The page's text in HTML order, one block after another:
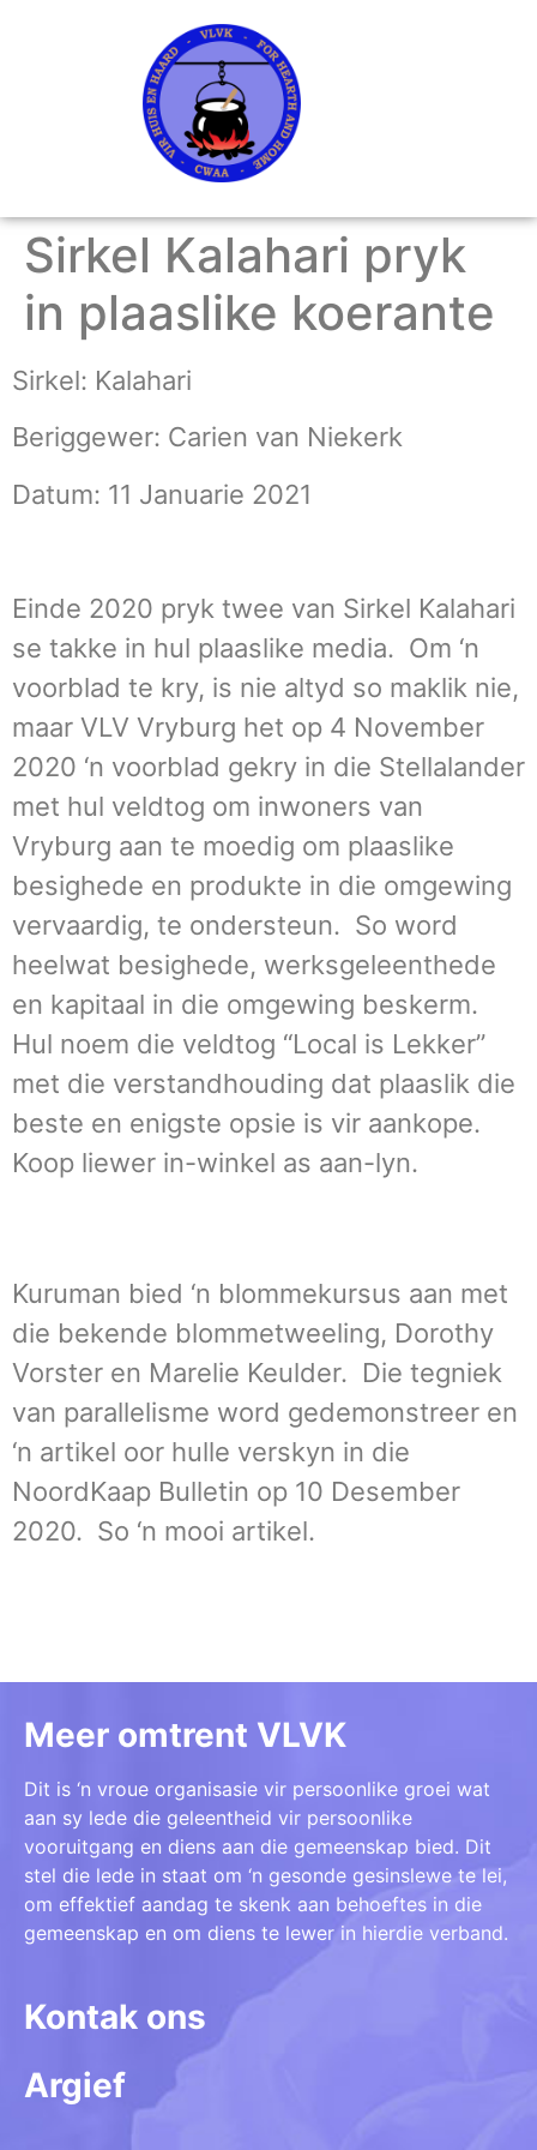
Sirkel Kalahari pryk
in plaaslike koerante
Sirkel: Kalahari
Beriggewer: Carien van Niekerk
Datum: 11 Januarie 2021
Einde 2020 pryk twee van Sirkel Kalahari
se takke in hul plaaslike media. Om ‘n
voorblad te kry, is nie altyd so maklik nie,
maar VLV Vryburg het op 4 November
2020 ‘n voorblad gekry in die Stellalander
met hul veldtog om inwoners van
Vryburg aan te moedig om plaaslike
besighede en produkte in die omgewing
vervaardig, te ondersteun. So word
heelwat besighede, werksgeleenthede
en kapitaal in die omgewing beskerm.
Hul noem die veldtog “Local is Lekker”
met die verstandhouding dat plaaslik die
beste en enigste opsie is vir aankope.
Koop liewer in-winkel as aan-lyn.
Kuruman bied ‘n blommekursus aan met
die bekende blommetweeling, Dorothy
Vorster en Marelie Keulder. Die tegniek
van parallelisme word gedemonstreer en
‘n artikel oor hulle verskyn in die
NoordKaap Bulletin op 10 Desember
2020. So ‘n mooi artikel.
Meer omtrent VLVK
Dit is ‘n vroue organisasie vir persoonlike groei wat
aan sy lede die geleentheid vir persoonlike
vooruitgang en diens aan die gemeenskap bied. Dit
stel die lede in staat om ‘n gesonde gesinslewe te lei,
om effektief aandag te skenk aan behoeftes in die
gemeenskap en om diens te lewer in hierdie verband.
Kontak ons
Argief